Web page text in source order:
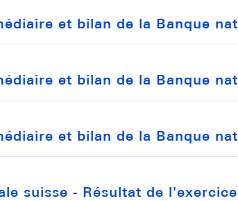
et bilan de la Banque
et bilan de la Banque
et bilan de la Banque
suisse - Résultat de